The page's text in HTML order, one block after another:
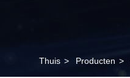
Thuis > Producten >